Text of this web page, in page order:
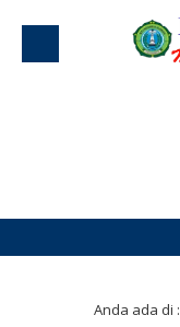
Anda ada di :